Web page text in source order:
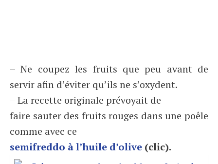
– Ne coupez les fruits que peu avant de
servir afin d’éviter qu’ils ne s’oxydent.
– La recette originale prévoyait de
faire sauter des fruits rouges dans une poêle
comme avec ce
semifreddo à l’huile d’olive (clic).